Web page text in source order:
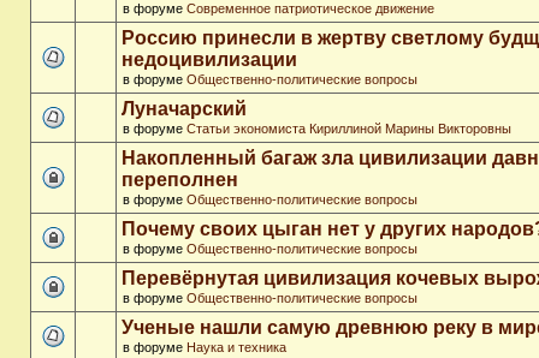
в форуме Современное патриотическое движение
Россию принесли в жертву светлому
недоцивилизации
в форуме Общественно-политические вопросы
Луначарский
в форуме Статьи экономиста Кириллиной Марины Викторовны
Накопленный багаж зла цивилизации
переполнен
в форуме Общественно-политические вопросы
Почему своих цыган нет у других
в форуме Общественно-политические вопросы
Перевёрнутая цивилизация кочевых
в форуме Общественно-политические вопросы
Ученые нашли самую древнюю реку в
в форуме Наука и техника